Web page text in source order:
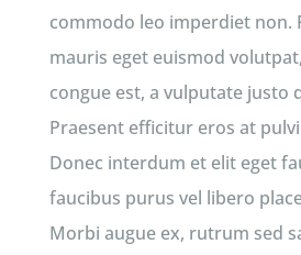
commodo leo imperdiet non.
mauris eget euismod
congue est, a vulputate justo
Praesent efficitur eros at
Donec interdum et elit eget
faucibus purus vel libero
Morbi augue ex, rutrum sed